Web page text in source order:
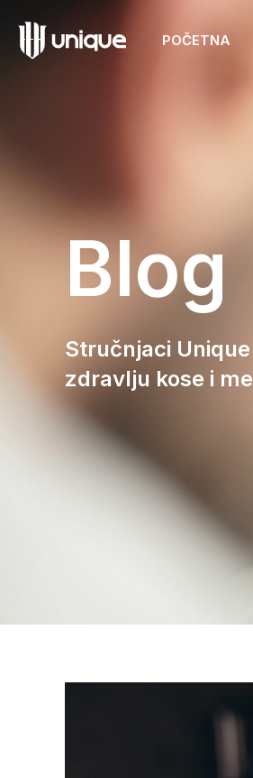
POČETNA
Blog
Stručnjaci
zdravlju kose i